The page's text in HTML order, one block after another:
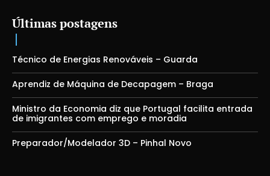
Últimas postagens
Técnico de Energias Renováveis – Guarda
Aprendiz de Máquina de Decapagem – Braga
Ministro da Economia diz que Portugal facilita entrada
de imigrantes com emprego e moradia
Preparador/Modelador 3D – Pinhal Novo